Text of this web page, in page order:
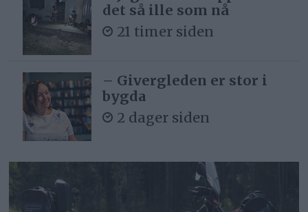
det så ille som nå
21 timer siden
– Givergleden er stor i
bygda
2 dager siden